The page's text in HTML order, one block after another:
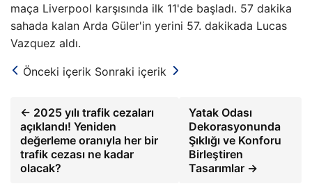
maça Liverpool karşısında ilk 11'de başladı. 57 dakika
sahada kalan Arda Güler'in yerini 57. dakikada Lucas
Vazquez aldı.
Önceki içerik Sonraki içerik
← 2025 yılı trafik cezaları
açıklandı! Yeniden
değerleme oranıyla her bir
trafik cezası ne kadar
olacak?
Yatak Odası
Dekorasyonunda
Şıklığı ve Konforu
Birleştiren
Tasarımlar →